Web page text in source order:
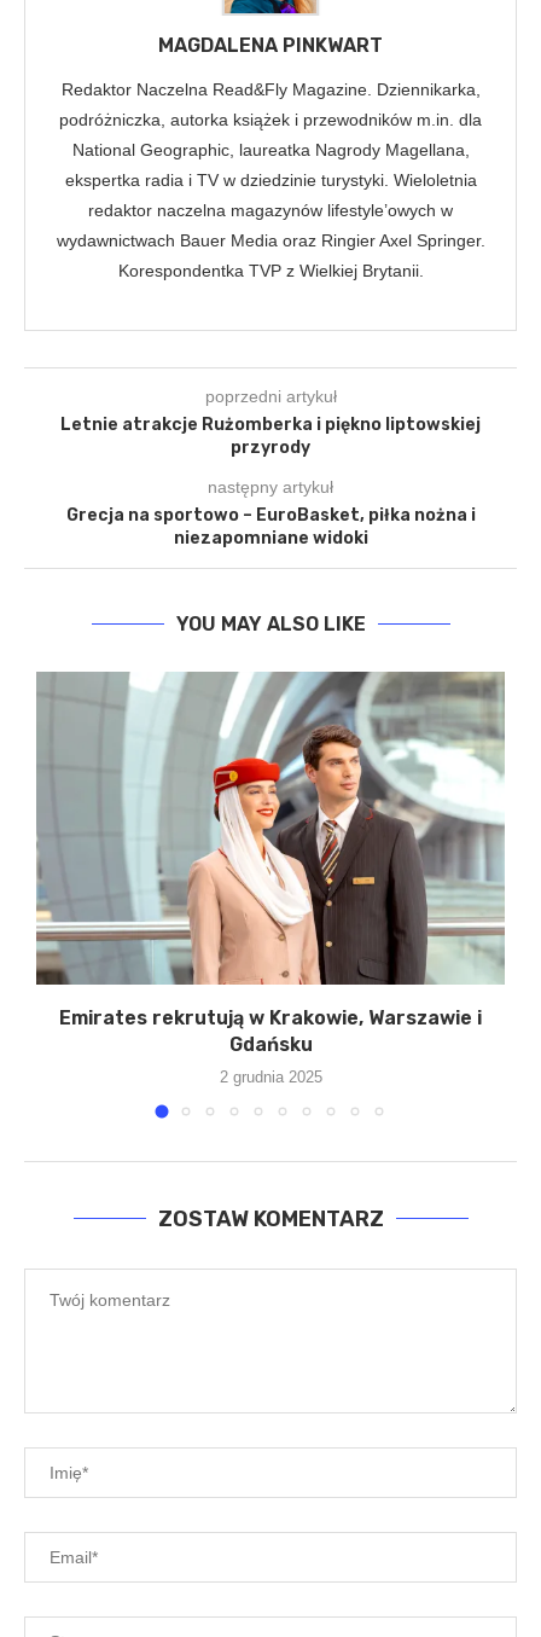
MAGDALENA PINKWART
Redaktor Naczelna Read&Fly Magazine. Dziennikarka,
podróżniczka, autorka książek i przewodników m.in. dla
National Geographic, laureatka Nagrody Magellana,
ekspertka radia i TV w dziedzinie turystyki. Wieloletnia
redaktor naczelna magazynów lifestyle’owych w
wydawnictwach Bauer Media oraz Ringier Axel Springer.
Korespondentka TVP z Wielkiej Brytanii.
poprzedni artykuł
Letnie atrakcje Rużomberka i piękno liptowskiej
przyrody
następny artykuł
Grecja na sportowo – EuroBasket, piłka nożna i
niezapomniane widoki
YOU MAY ALSO LIKE
Emirates rekrutują w Krakowie, Warszawie i
Gdańsku
2 grudnia 2025
ZOSTAW KOMENTARZ